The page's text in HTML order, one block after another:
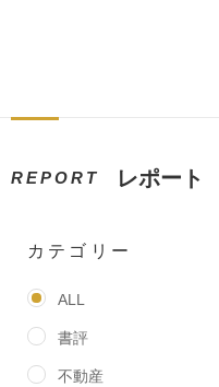
REPORT レポート
カテゴリー
ALL
書評
不動産